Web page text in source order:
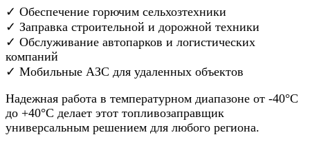
✓ Обеспечение горючим сельхозтехники
✓ Заправка строительной и дорожной техники
✓ Обслуживание автопарков и логистических
компаний
✓ Мобильные АЗС для удаленных объектов
Надежная работа в температурном диапазоне от -40°С
до +40°С делает этот топливозаправщик
универсальным решением для любого региона.